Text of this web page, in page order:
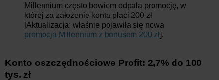
Millennium często bowiem odpala promocję, w
której za założenie konta płaci 200 zł
[Aktualizacja: właśnie pojawiła się nowa
promocja Millennium z bonusem 200 zł].
Konto oszczędnościowe Profit: 2,7% do 100
tys. zł